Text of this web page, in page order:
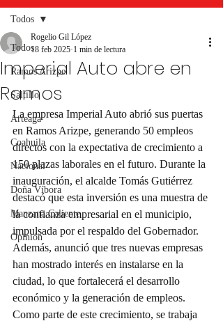
Todos
Ramos Arizpe
Saltillo
Arteaga
Coahuila
Nacional
Doña Víbora
Manzana Caliente
Opinión
Todos
Imperial Auto abre en
Ramos
Rogelio Gil López
18 feb 2025 1 min de lectura
La empresa Imperial Auto abrió sus puertas
en Ramos Arizpe, generando 50 empleos
directos con la expectativa de crecimiento a
150 plazas laborales en el futuro. Durante la
inauguración, el alcalde Tomás Gutiérrez
destacó que esta inversión es una muestra de
la confianza empresarial en el municipio,
impulsada por el respaldo del Gobernador.
Además, anunció que tres nuevas empresas
han mostrado interés en instalarse en la
ciudad, lo que fortalecerá el desarrollo
económico y la generación de empleos.
Como parte de este crecimiento, se trabaja